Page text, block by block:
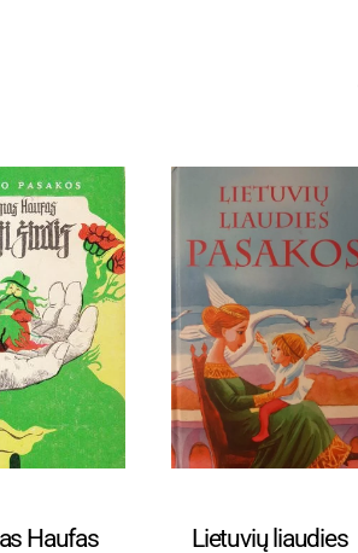
Haufas
Lietuvių liaudies